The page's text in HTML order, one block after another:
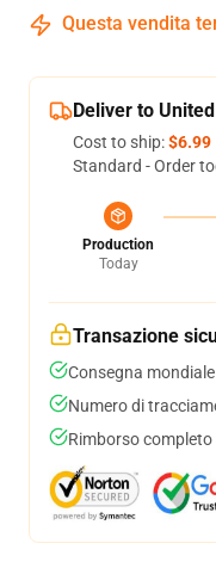
Questa vendita
Deliver to
Cost to ship:$6.99
Standard - Order
Production
Today
Transazione
Consegna
Numero di
Rimborso